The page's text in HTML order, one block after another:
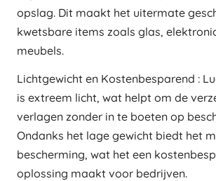
opslag. Dit maakt het uitermate
kwetsbare items zoals glas,
meubels.
Lichtgewicht en Kostenbesparend :
is extreem licht, wat helpt om de
verlagen zonder in te boeten op
Ondanks het lage gewicht biedt het
bescherming, wat het een
oplossing maakt voor bedrijven.